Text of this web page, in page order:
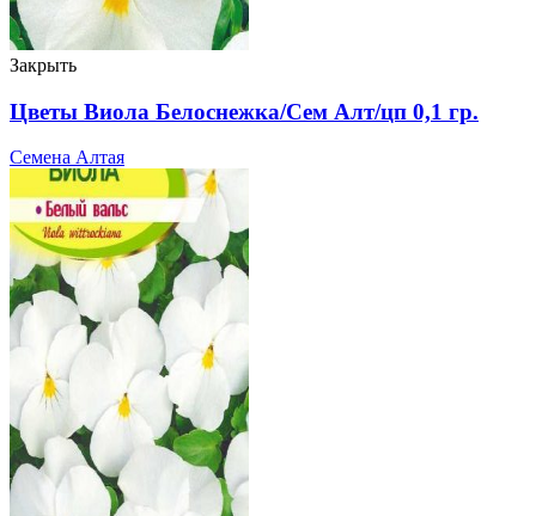
Закрыть
Цветы Виола Белоснежка/Сем Алт/цп 0,1 гр.
Семена Алтая